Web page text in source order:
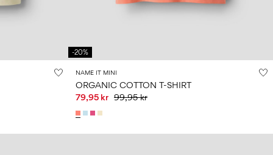
-20%
NAME IT MINI
ORGANIC COTTON T-SHIRT
79,95 kr 99,95 kr